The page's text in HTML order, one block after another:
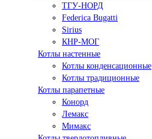
ТГУ-НОРД
Federica Bugatti
Sirius
КНР-МОГ
Котлы настенные
Котлы конденсационные
Котлы традиционные
Котлы парапетные
Конорд
Лемакс
Мимакс